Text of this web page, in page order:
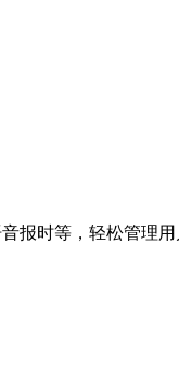
报时等，轻松管理